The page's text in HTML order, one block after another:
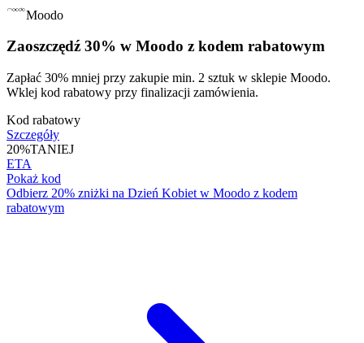
Moodo
Zaoszczędź 30% w Moodo z kodem rabatowym
Zapłać 30% mniej przy zakupie min. 2 sztuk w sklepie Moodo.
Wklej kod rabatowy przy finalizacji zamówienia.
Kod rabatowy
Szczegóły
20%TANIEJ
ETA
Pokaż kod
Odbierz 20% zniżki na Dzień Kobiet w Moodo z kodem
rabatowym